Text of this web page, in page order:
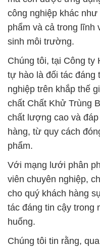
công nghiệp khác
phẩm và cả trong lĩnh
sinh môi trường.
Chúng tôi, tại Công
tự hào là đối tác đáng
nghiệp trên khắp thế
chất Chất Khử Trùng
chất lượng cao và
hàng, từ quy cách
phẩm.
Với mạng lưới phân
viên chuyên nghiệp,
cho quý khách hàng
tác đáng tin cậy trong
huống.
Chúng tôi tin rằng,